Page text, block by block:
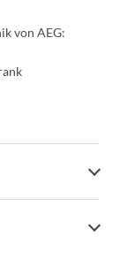
von AEG: